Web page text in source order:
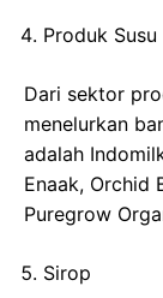
Produk Susu
Dari sektor
menelurkan
adalah
Enaak, Orchid
Puregrow
Sirop